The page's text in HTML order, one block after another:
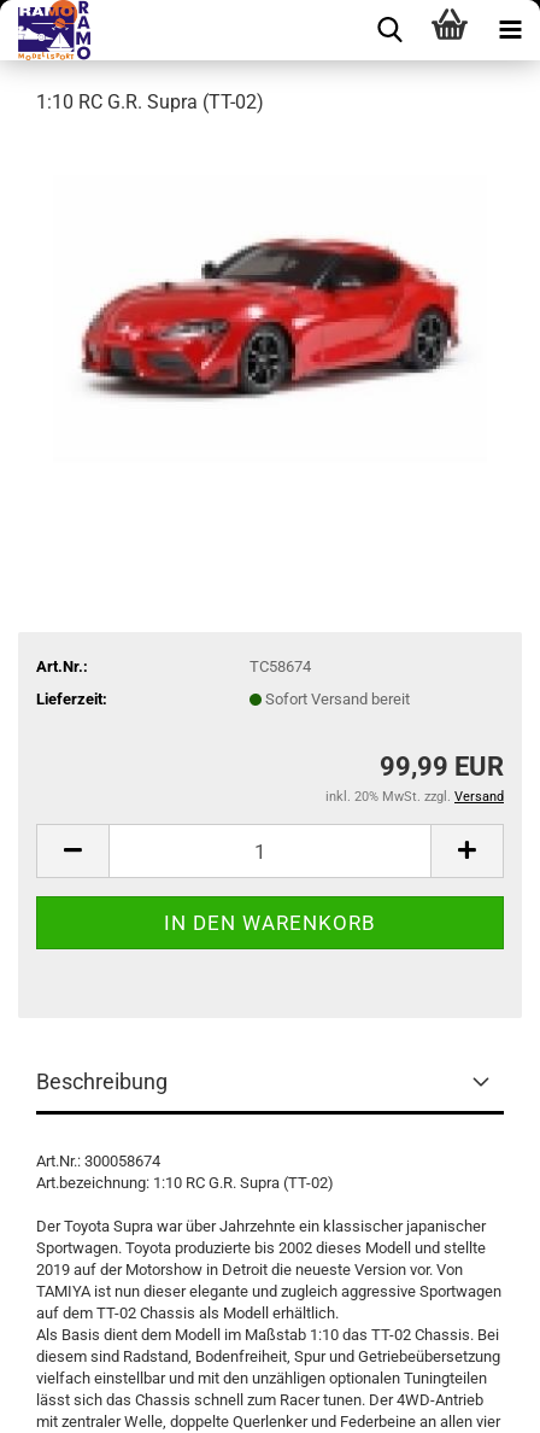
1:10 RC G.R. Supra (TT-02)
Art.Nr.:
TC58674
Lieferzeit:
Sofort Versand bereit
99,99 EUR
inkl. 20% MwSt. zzgl. Versand
Beschreibung
Art.Nr.: 300058674
Art.bezeichnung: 1:10 RC G.R. Supra (TT-02)
Der Toyota Supra war über Jahrzehnte ein klassischer japanischer
Sportwagen. Toyota produzierte bis 2002 dieses Modell und stellte
2019 auf der Motorshow in Detroit die neueste Version vor. Von
TAMIYA ist nun dieser elegante und zugleich aggressive Sportwagen
auf dem TT-02 Chassis als Modell erhältlich.
Als Basis dient dem Modell im Maßstab 1:10 das TT-02 Chassis. Bei
diesem sind Radstand, Bodenfreiheit, Spur und Getriebeübersetzung
vielfach einstellbar und mit den unzähligen optionalen Tuningteilen
lässt sich das Chassis schnell zum Racer tunen. Der 4WD-Antrieb
mit zentraler Welle, doppelte Querlenker und Federbeine an allen vier